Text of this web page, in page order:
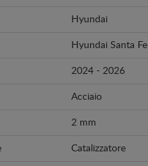
Hyundai
Hyundai Santa Fe
2024 - 2026
Acciaio
2 mm
Catalizzatore